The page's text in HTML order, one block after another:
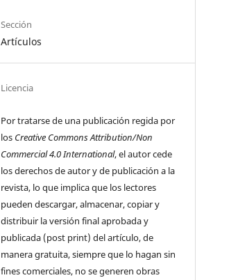
Sección
Artículos
Licencia
Por tratarse de una publicación regida por
los Creative Commons Attribution/Non
Commercial 4.0 International, el autor cede
los derechos de autor y de publicación a la
revista, lo que implica que los lectores
pueden descargar, almacenar, copiar y
distribuir la versión final aprobada y
publicada (post print) del artículo, de
manera gratuita, siempre que lo hagan sin
fines comerciales, no se generen obras